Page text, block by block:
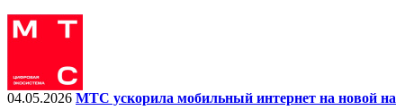
04.05.2026 МТС ускорила мобильный интернет на новой